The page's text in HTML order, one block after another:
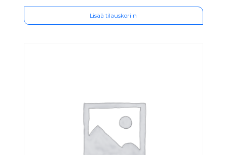
Lisää tilauskoriin